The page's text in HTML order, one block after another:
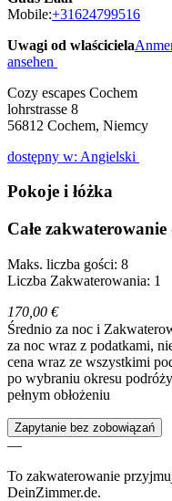
Mobile:+31624799516
Uwagi od wlaściciela
ansehen
Cozy escapes Cochem
lohrstrasse 8
56812 Cochem, Niemcy
dostępny w: Angielski
Pokoje i łóżka
Całe
Maks. liczba gości: 8
Liczba Zakwaterowania: 1
170,00 €
Średnio za noc i
za noc wraz z podatkami,
cena wraz ze wszystkimi
po wybraniu okresu
pełnym obłożeniu
Zapytanie bez zobowiązań
—
To zakwaterowanie
DeinZimmer.de.